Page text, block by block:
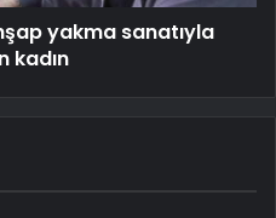
yakma sanatıyla
kadın